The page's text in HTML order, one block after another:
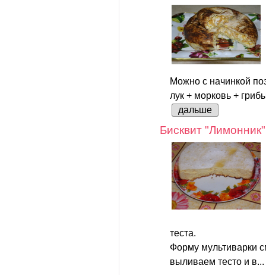
Можно с начинкой
лук + морковь +
дальше
Бисквит
теста.
Форму мультиварки
выливаем тесто и в...